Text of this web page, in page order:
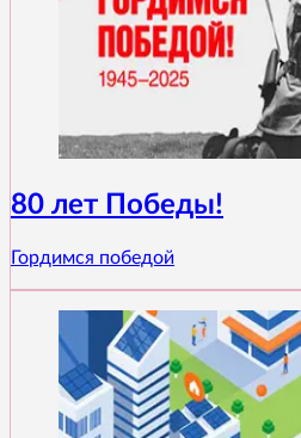
80 лет Победы!
Гордимся победой